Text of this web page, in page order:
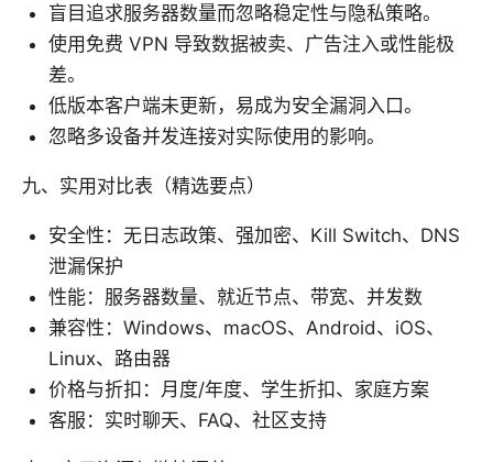
盲目追求服务器数量而忽略稳定性与隐私策略。
使用免费 VPN 导致数据被卖、广告注入或性能极
差。
低版本客户端未更新，易成为安全漏洞入口。
忽略多设备并发连接对实际使用的影响。
九、实用对比表（精选要点）
安全性：无日志政策、强加密、Kill Switch、DNS
泄漏保护
性能：服务器数量、就近节点、带宽、并发数
兼容性：Windows、macOS、Android、iOS、
Linux、路由器
价格与折扣：月度/年度、学生折扣、家庭方案
客服：实时聊天、FAQ、社区支持